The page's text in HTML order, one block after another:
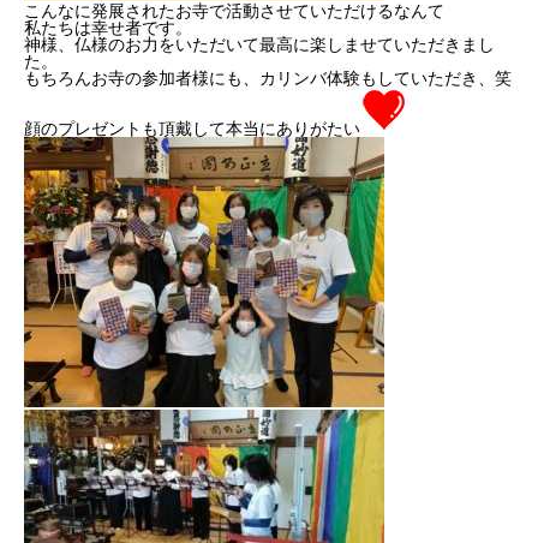
こんなに発展されたお寺で活動させていただけるなんて
私たちは幸せ者です。
神様、仏様のお力をいただいて最高に楽しませていただきまし
た。
もちろんお寺の参加者様にも、カリンバ体験もしていただき、笑
顔のプレゼントも頂戴して本当にありがたい